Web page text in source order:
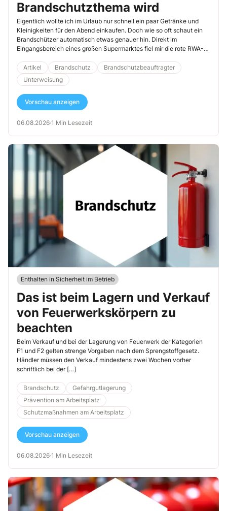
Brandschutzthema wird
Eigentlich wollte ich im Urlaub nur schnell ein paar Getränke und
Kleinigkeiten für den Abend einkaufen. Doch wie so oft schaut ein
Brandschützer automatisch etwas genauer hin. Direkt im
Eingangsbereich eines großen Supermarktes fiel mir die rote RWA-
Artikel
Brandschutz
Brandschutzbeauftragter
Unterweisung
Vorschau anzeigen
06.08.2026·1 Min Lesezeit
Enthalten in Sicherheit im Betrieb
Das ist beim Lagern und Verkauf
von Feuerwerkskörpern zu
beachten
Beim Verkauf und bei der Lagerung von Feuerwerk der Kategorien
F1 und F2 gelten strenge Vorgaben nach dem Sprengstoffgesetz.
Händler müssen den Verkauf mindestens zwei Wochen vorher
schriftlich bei der […]
Brandschutz
Gefahrgutlagerung
Prävention am Arbeitsplatz
Schutzmaßnahmen am Arbeitsplatz
Vorschau anzeigen
06.08.2026·1 Min Lesezeit